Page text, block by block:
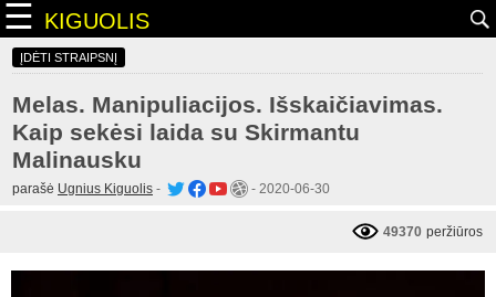
☰ KIGUOLIS
ĮDĖTI STRAIPSNĮ
Melas. Manipuliacijos. Išskaičiavimas.
Kaip sekėsi laida su Skirmantu
Malinausku
parašė Ugnius Kiguolis - - 2020-06-30
49370 peržiūros